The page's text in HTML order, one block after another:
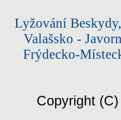
Lyžování
Valašsko -
Frýdecko-
Copyright